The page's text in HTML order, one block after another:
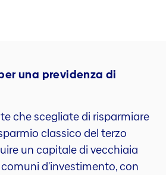
una previdenza di
che scegliate di risparmiare
classico del terzo
un capitale di vecchiaia
d'investimento, con